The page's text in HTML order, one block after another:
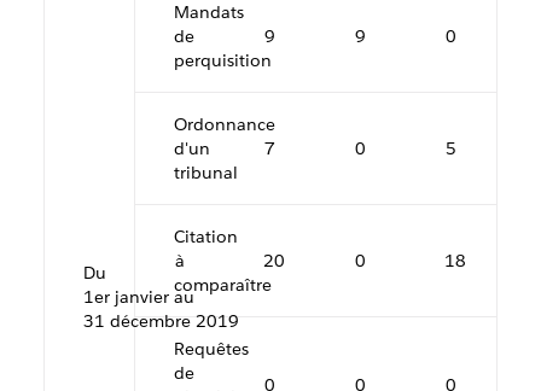
Du
1er janvier au
31 décembre 2019
Mandats
de
perquisition
9 9 0
Ordonnance
d'un
tribunal
7 0 5
Citation
à
comparaître
20 0 18
Requêtes
de
0 0 0